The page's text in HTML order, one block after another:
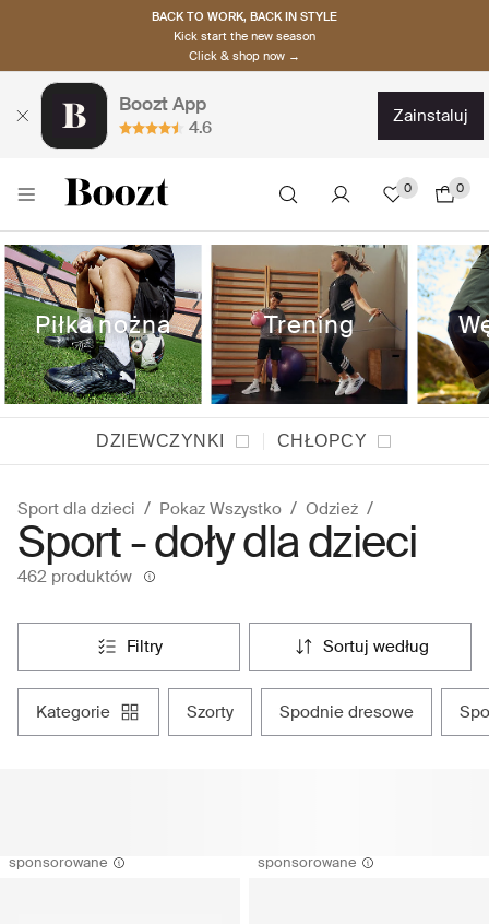
BACK TO WORK, BACK IN STYLE
Kick start the new season
Click & shop now →
Boozt App
4.6
zainstaluj
0 0
Piłka nożna Trening
DZIEWCZYNKI CHŁOPCY
Sport dla dzieci Pokaz Wszystko Odzież
Sport - doły dla dzieci
462 produktów
filtry sortuj według
kategorie szorty spodnie dresowe
sponsorowane sponsorowane